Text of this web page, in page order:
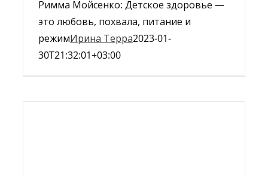
Римма Мойсенко: Детское здоровье —
это любовь, похвала, питание и
режимИрина Терра2023-01-
30T21:32:01+03:00